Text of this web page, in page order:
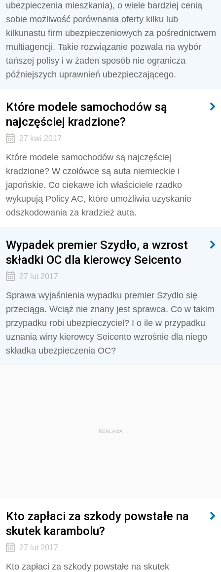
ubezpieczenia mieszkania), o wiele bardziej cenią
sobie możliwość porównania oferty kilku lub
kilkunastu firm ubezpieczeniowych za pośrednictwem
multiagencji. Takie rozwiązanie pozwala na wybór
tańszej polisy i w żaden sposób nie ogranicza
późniejszych uprawnień ubezpieczającego.
Które modele samochodów są
najczęściej kradzione?
27 kwi 2017
Które modele samochodów są najczęściej
kradzione? W czołówce są auta niemieckie i
japońskie. Co ciekawe ich właściciele rzadko
wykupują Policy AC, które umożliwia uzyskanie
odszkodowania za kradzież auta.
Wypadek premier Szydło, a wzrost
składki OC dla kierowcy Seicento
27 lut 2017
Sprawa wyjaśnienia wypadku premier Szydło się
przeciąga. Wciąż nie znany jest sprawca. Co w takim
przypadku robi ubezpieczyciel? I o ile w przypadku
uznania winy kierowcy Seicento wzrośnie dla niego
składka ubezpieczenia OC?
REKLAMA
Kto zapłaci za szkody powstałe na
skutek karambolu?
27 lut 2017
Kto zapłaci za szkody powstałe na skutek